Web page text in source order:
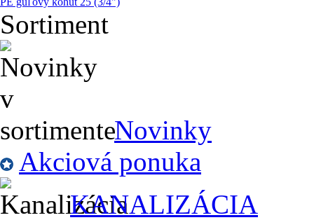
Sortiment
Novinky
Akciová ponuka
KANALIZÁCIA